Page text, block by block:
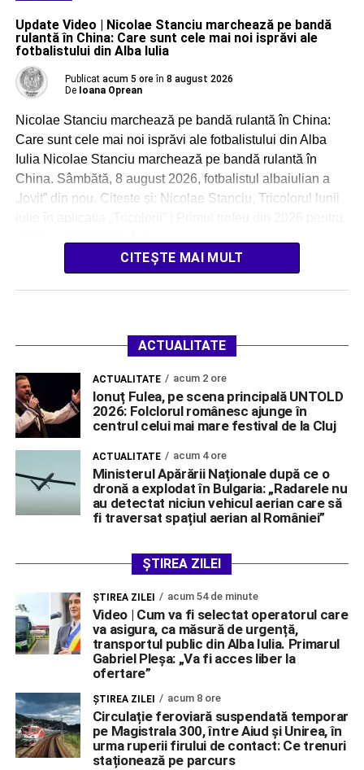
Update Video | Nicolae Stanciu marchează pe bandă
rulantă în China: Care sunt cele mai noi isprăvi ale
fotbalistului din Alba Iulia
Publicat acum 5 ore în 8 august 2026
De Ioana Oprean
Nicolae Stanciu marchează pe bandă rulantă în China:
Care sunt cele mai noi isprăvi ale fotbalistului din Alba
Iulia Nicolae Stanciu marchează pe bandă rulantă în
China. Sâmbătă, 8 august 2026, fotbalistul albaiulian a
„lovit” din nou. Citește și: Nicolae Stanciu, Tricolorul lunii
CITEȘTE MAI MULT
ACTUALITATE
ACTUALITATE acum 2 ore
Ionuț Fulea, pe scena principală UNTOLD
2026: Folclorul românesc ajunge în
centrul celui mai mare festival de la Cluj
ACTUALITATE acum 4 ore
Ministerul Apărării Naționale după ce o
dronă a explodat în Bulgaria: „Radarele nu
au detectat niciun vehicul aerian care să
fi traversat spațiul aerian al României”
ȘTIREA ZILEI
ŞTIREA ZILEI acum 54 de minute
Video | Cum va fi selectat operatorul care
va asigura, ca măsură de urgență,
transportul public din Alba Iulia. Primarul
Gabriel Pleșa: „Va fi acces liber la
ofertare”
ŞTIREA ZILEI acum 8 ore
Circulație feroviară suspendată temporar
pe Magistrala 300, între Aiud și Unirea, în
urma ruperii firului de contact: Ce trenuri
staționează pe parcurs